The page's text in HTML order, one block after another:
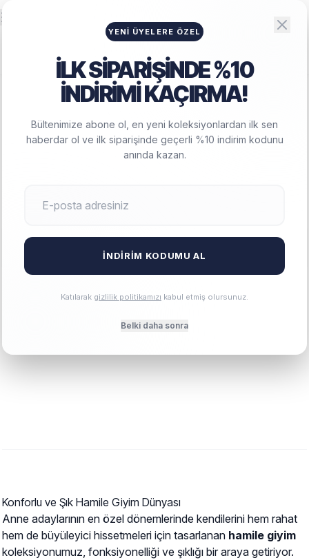
HAMILE GIYIM
HAMILE GIYIM
FILTRELE SIRALA
TEST ÜRÜN222
Konforlu ve Şık Hamile Giyim Dünyası
Anne adaylarının en özel dönemlerinde kendilerini hem rahat
hem de büyüleyici hissetmeleri için tasarlanan hamile giyim
koleksiyonumuz, fonksiyonelliği ve şıklığı bir araya getiriyor.
YENI ÜYELERE ÖZEL
İLK SİPARİŞİNDE %10
İNDİRİMİ KAÇIRMA!
Bültenimize abone ol, en yeni koleksiyonlardan ilk sen
haberdar ol ve ilk siparişinde geçerli %10 indirim kodunu
anında kazan.
İNDIRIM KODUMU AL
Katılarak gizlilik politikamızı kabul etmiş olursunuz.
Belki daha sonra